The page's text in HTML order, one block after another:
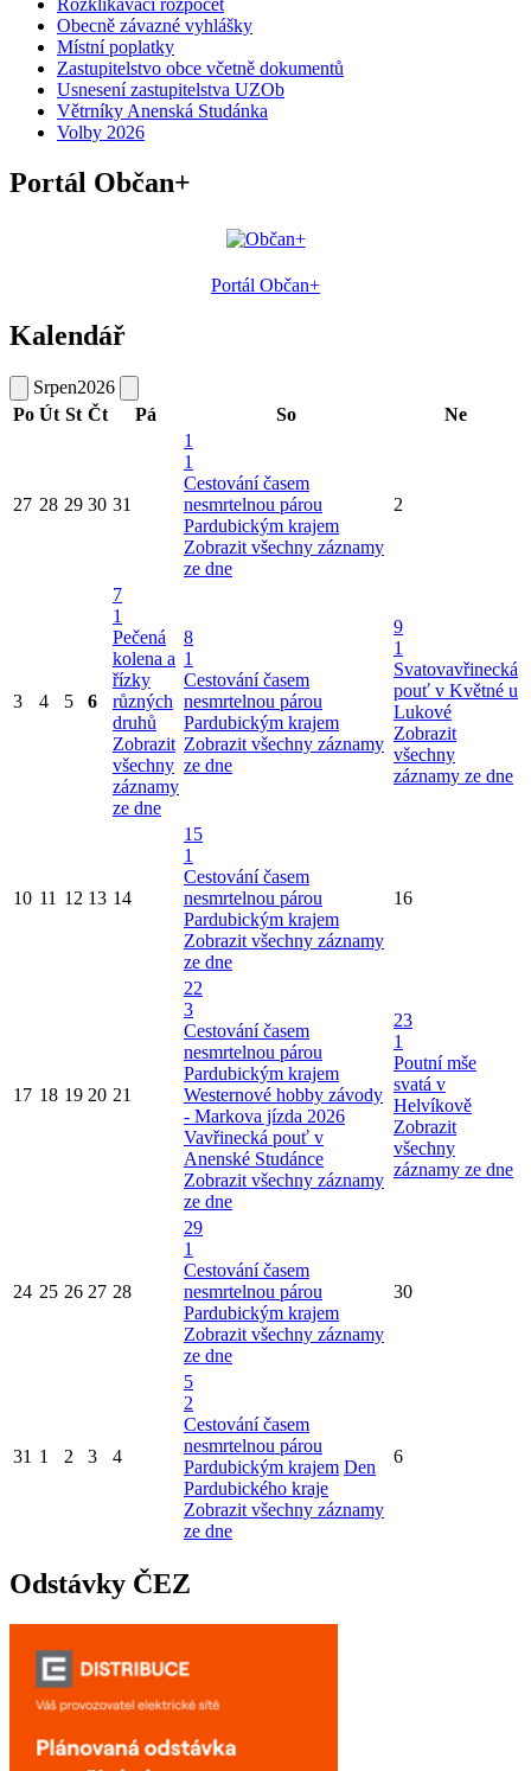
Obecně závazné vyhlášky
Místní poplatky
Zastupitelstvo obce včetně dokumentů
Usnesení zastupitelstva UZOb
Větrníky Anenská Studánka
Volby 2026
Portál Občan+
Portál Občan+
Kalendář
Srpen2026
Po Út St Čt Pá So Ne
27 28 29 30 31
1
1
Cestování časem
nesmrtelnou párou
Pardubickým krajem
Zobrazit všechny záznamy
ze dne
2
3 4 5 6
7
1
Pečená
kolena a
řízky
různých
druhů
Zobrazit
všechny
záznamy
ze dne
8
1
Cestování časem
nesmrtelnou párou
Pardubickým krajem
Zobrazit všechny záznamy
ze dne
9
1
Svatovavřinecká
pouť v Květné u
Lukové
Zobrazit
všechny
záznamy ze dne
10 11 12 13 14
15
1
Cestování časem
nesmrtelnou párou
Pardubickým krajem
Zobrazit všechny záznamy
ze dne
16
17 18 19 20 21
22
3
Cestování časem
nesmrtelnou párou
Pardubickým krajem
Westernové hobby závody
- Markova jízda 2026
Vavřinecká pouť v
Anenské Studánce
Zobrazit všechny záznamy
ze dne
23
1
Poutní mše
svatá v
Helvíkově
Zobrazit
všechny
záznamy ze dne
24 25 26 27 28
29
1
Cestování časem
nesmrtelnou párou
Pardubickým krajem
Zobrazit všechny záznamy
ze dne
30
31 1 2 3 4
5
2
Cestování časem
nesmrtelnou párou
Pardubickým krajem Den
Pardubického kraje
Zobrazit všechny záznamy
ze dne
6
Odstávky ČEZ